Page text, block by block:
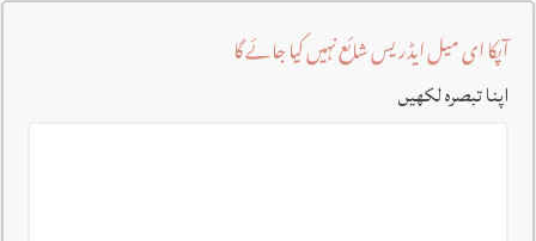
آپکا ای میل ایڈریس شائع نہیں کیا جائے گا
اپنا تبصرہ لکھیں